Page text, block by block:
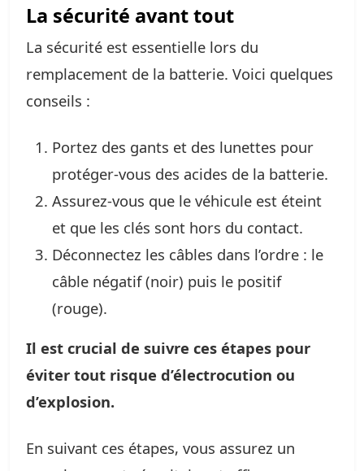
La sécurité avant tout
La sécurité est essentielle lors du
remplacement de la batterie. Voici quelques
conseils :
Portez des gants et des lunettes pour
protéger-vous des acides de la batterie.
Assurez-vous que le véhicule est éteint
et que les clés sont hors du contact.
Déconnectez les câbles dans l’ordre : le
câble négatif (noir) puis le positif
(rouge).
Il est crucial de suivre ces étapes pour
éviter tout risque d’électrocution ou
d’explosion.
En suivant ces étapes, vous assurez un